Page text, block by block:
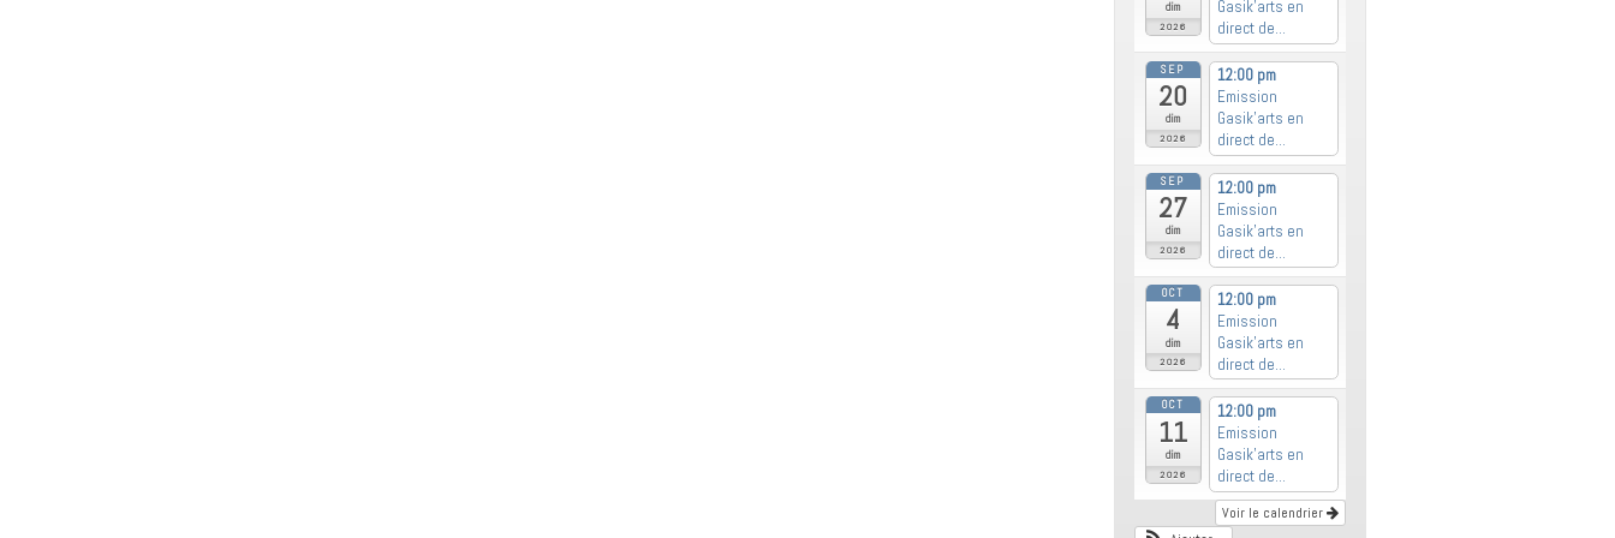
dim
2026
Gasik’arts en
direct de...
SEP
20
dim
2026
12:00 pm
Emission
Gasik’arts en
direct de...
SEP
27
dim
2026
12:00 pm
Emission
Gasik’arts en
direct de...
OCT
4
dim
2026
12:00 pm
Emission
Gasik’arts en
direct de...
OCT
11
dim
2026
12:00 pm
Emission
Gasik’arts en
direct de...
Voir le calendrier